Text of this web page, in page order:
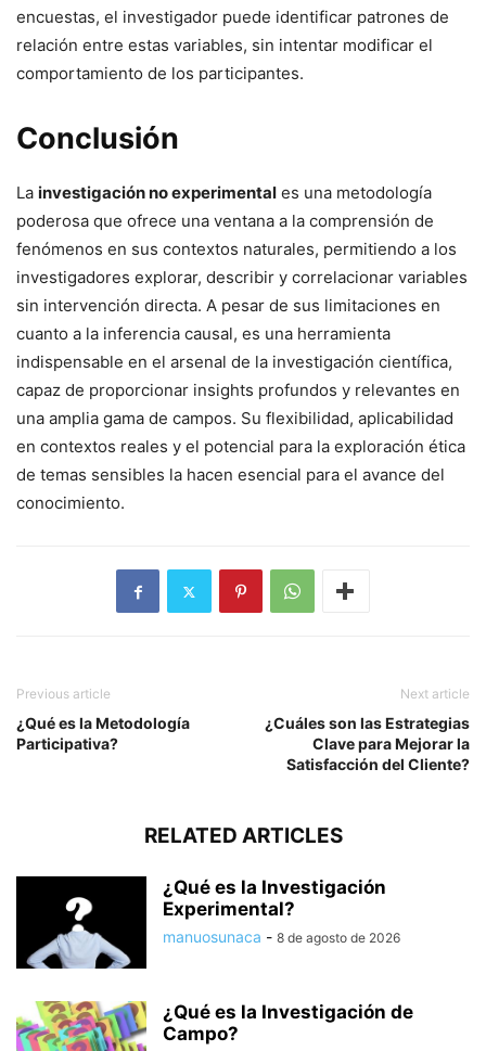
encuestas, el investigador puede identificar patrones de
relación entre estas variables, sin intentar modificar el
comportamiento de los participantes.
Conclusión
La investigación no experimental es una metodología
poderosa que ofrece una ventana a la comprensión de
fenómenos en sus contextos naturales, permitiendo a los
investigadores explorar, describir y correlacionar variables
sin intervención directa. A pesar de sus limitaciones en
cuanto a la inferencia causal, es una herramienta
indispensable en el arsenal de la investigación científica,
capaz de proporcionar insights profundos y relevantes en
una amplia gama de campos. Su flexibilidad, aplicabilidad
en contextos reales y el potencial para la exploración ética
de temas sensibles la hacen esencial para el avance del
conocimiento.
Previous article
¿Qué es la Metodología
Participativa?
Next article
¿Cuáles son las Estrategias
Clave para Mejorar la
Satisfacción del Cliente?
RELATED ARTICLES
¿Qué es la Investigación
Experimental?
manuosunaca - 8 de agosto de 2026
¿Qué es la Investigación de
Campo?